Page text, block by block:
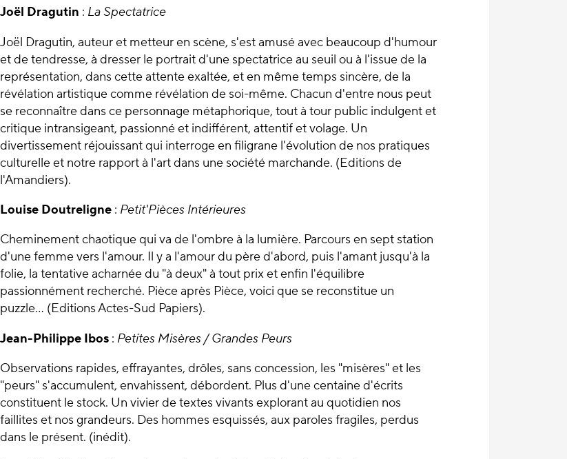
Joël Dragutin : La Spectatrice
Joël Dragutin, auteur et metteur en scène, s'est amusé avec beaucoup d'humour
et de tendresse, à dresser le portrait d'une spectatrice au seuil ou à l'issue de la
représentation, dans cette attente exaltée, et en même temps sincère, de la
révélation artistique comme révélation de soi-même. Chacun d'entre nous peut
se reconnaître dans ce personnage métaphorique, tout à tour public indulgent et
critique intransigeant, passionné et indifférent, attentif et volage. Un
divertissement réjouissant qui interroge en filigrane l'évolution de nos pratiques
culturelle et notre rapport à l'art dans une société marchande. (Editions de
l'Amandiers).
Louise Doutreligne : Petit'Pièces Intérieures
Cheminement chaotique qui va de l'ombre à la lumière. Parcours en sept station
d'une femme vers l'amour. Il y a l'amour du père d'abord, puis l'amant jusqu'à la
folie, la tentative acharnée du "à deux" à tout prix et enfin l'équilibre
passionnément recherché. Pièce après Pièce, voici que se reconstitue un
puzzle... (Editions Actes-Sud Papiers).
Jean-Philippe Ibos : Petites Misères / Grandes Peurs
Observations rapides, effrayantes, drôles, sans concession, les "misères" et les
"peurs" s'accumulent, envahissent, débordent. Plus d'une centaine d'écrits
constituent le stock. Un vivier de textes vivants explorant au quotidien nos
faillites et nos grandeurs. Des hommes esquissés, aux paroles fragiles, perdus
dans le présent. (inédit).